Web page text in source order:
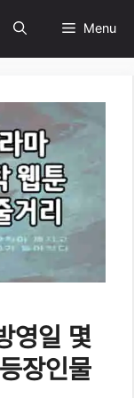
Menu
영일 몇
장인물